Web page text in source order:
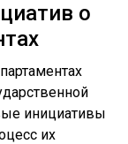
о
инициативы
их